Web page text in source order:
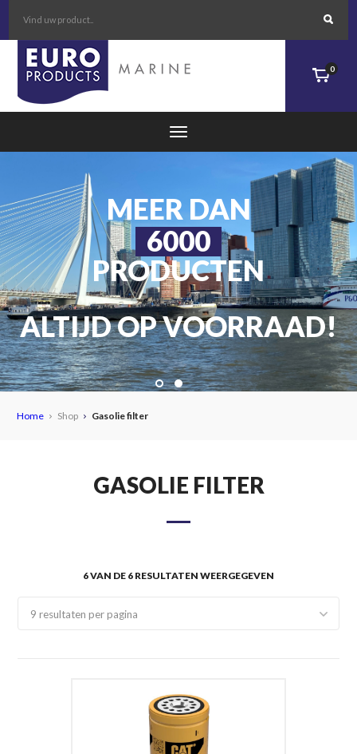
0
VOOR SCHEEPSLEVERANCIERS
EN DE BINNENVAART!
MEER DAN
6000
PRODUCTEN
ALTIJD OP VOORRAAD!
Home Shop Gasolie filter
GASOLIE FILTER
6 VAN DE 6 RESULTATEN WEERGEGEVEN